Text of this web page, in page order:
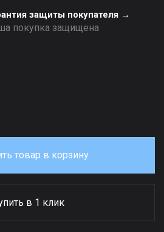
защиты покупателя →
покупка защищена
товар в корзину
в 1 клик